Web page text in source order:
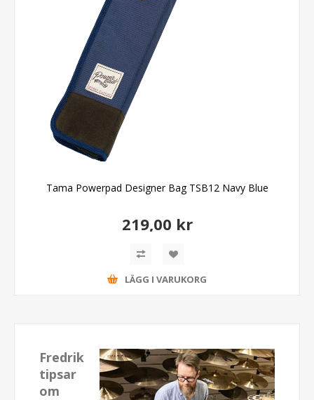
Tama Powerpad Designer Bag TSB12 Navy Blue
219,00 kr
LÄGG I VARUKORG
Fredrik
tipsar
om